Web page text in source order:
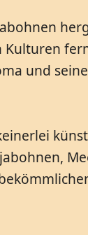
Kulturen
und